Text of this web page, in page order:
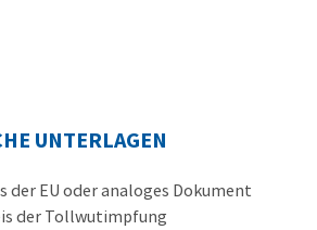
UNTERLAGEN
der EU oder analoges Dokument
der Tollwutimpfung